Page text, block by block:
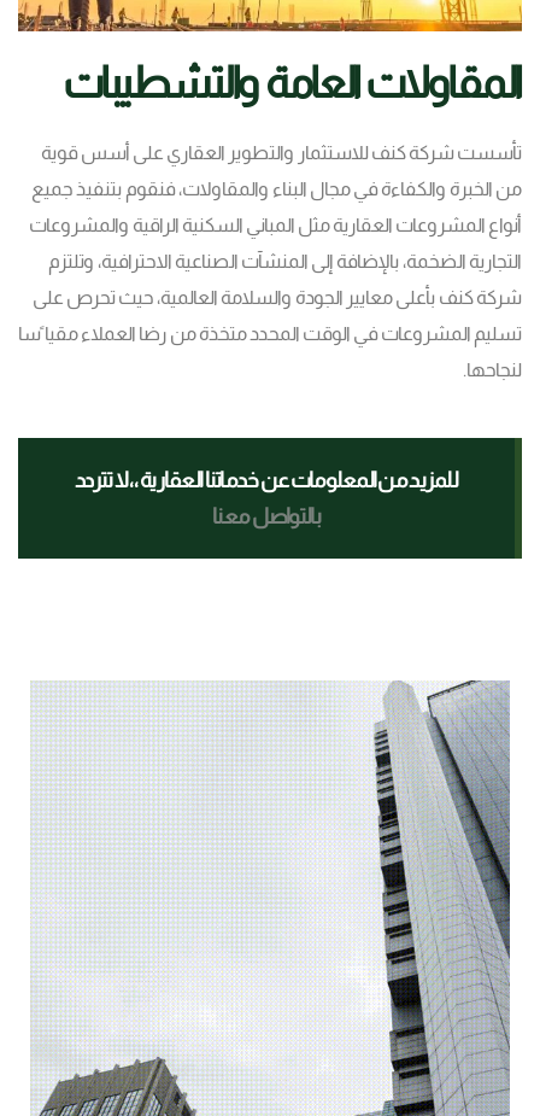
المقاولات العامة والتشطيبات
تأسست شركة كنف للاستثمار والتطوير العقاري على أسس قوية
من الخبرة والكفاءة في مجال البناء والمقاولات، فنقوم بتنفيذ جميع
أنواع المشروعات العقارية مثل المباني السكنية الراقية والمشروعات
التجارية الضخمة، بالإضافة إلى المنشآت الصناعية الاحترافية، وتلتزم
شركة كنف بأعلى معايير الجودة والسلامة العالمية، حيث تحرص على
تسليم المشروعات في الوقت المحدد متخذة من رضا العملاء مقيا ًسا
لنجاحها.
للمزيد من المعلومات عن خدماتنا العقارية ،، لا تتردد
بالتواصل معنا